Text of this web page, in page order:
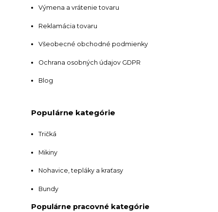
Výmena a vrátenie tovaru
Reklamácia tovaru
Všeobecné obchodné podmienky
Ochrana osobných údajov GDPR
Blog
Populárne kategórie
Tričká
Mikiny
Nohavice, tepláky a kraťasy
Bundy
Populárne pracovné kategórie